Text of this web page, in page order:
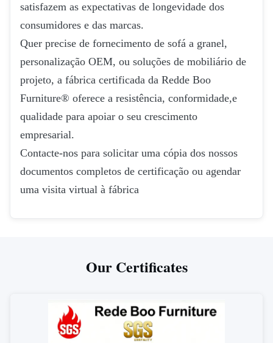
satisfazem as expectativas de longevidade dos
consumidores e das marcas.
Quer precise de fornecimento de sofá a granel,
personalização OEM, ou soluções de mobiliário de
projeto, a fábrica certificada da Redde Boo
Furniture® oferece a resistência, conformidade,e
qualidade para apoiar o seu crescimento
empresarial.
Contacte-nos para solicitar uma cópia dos nossos
documentos completos de certificação ou agendar
uma visita virtual à fábrica
Our Certificates